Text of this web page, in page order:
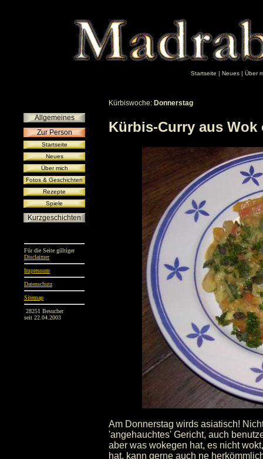
Startseite | Neues | Über
Allgemeines
Zur Person
Startseite
Neues
Über mich
Fotos & Geschichten
Rezepte
Spiele
Kurzgeschichten
Für die Seite gültiger
Disclaimer
Impressum
Datenschutz
Sitemap
28251 Besucher
seit 22.04.2003
Kürbiswoche: Donnerstag
Kürbis-Curry aus Wok
Am Donnerstag wirds asiatisch!
'angehauchtes' Gericht, auch
aber was wokegen hat, es nicht
hat, kann gerne auch ne